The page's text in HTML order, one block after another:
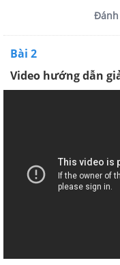
Bài 2
Video hướng dẫn